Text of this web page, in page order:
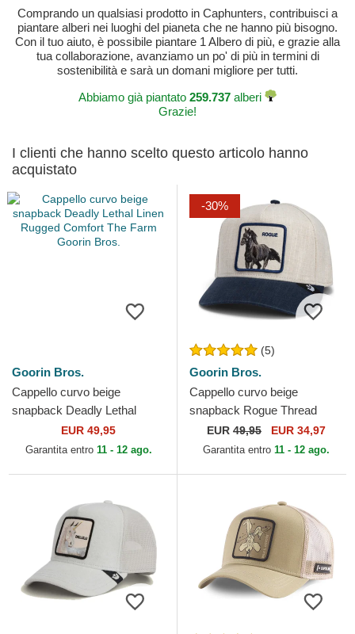
Comprando un qualsiasi prodotto in Caphunters, contribuisci a
piantare alberi nei luoghi del pianeta che ne hanno più bisogno.
Con il tuo aiuto, è possibile piantare 1 Albero di più, e grazie alla
tua collaborazione, avanziamo un po' di più in termini di
sostenibilità e sarà un domani migliore per tutti.
Abbiamo già piantato 259.737 alberi
Grazie!
I clienti che hanno scelto questo articolo hanno
acquistato
Goorin Bros.
Cappello curvo beige
snapback Deadly Lethal
Linen Rugged Comfort The
Farm Goorin Bros.
EUR 49,95
Garantita entro 11 - 12 ago.
-30%
(5)
Goorin Bros.
Cappello curvo beige
snapback Rogue Thread
Rebel Rugged Comfort The
Farm Goorin Bros.
EUR 49,95 EUR 34,97
Garantita entro 11 - 12 ago.